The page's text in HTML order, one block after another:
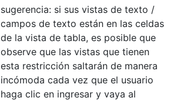
sugerencia: si sus vistas de texto /
campos de texto están en las celdas
de la vista de tabla, es posible que
observe que las vistas que tienen
esta restricción saltarán de manera
incómoda cada vez que el usuario
haga clic en ingresar y vaya al